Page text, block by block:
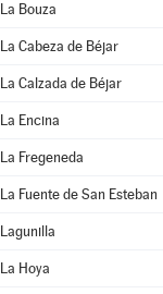
La Bouza
La Cabeza de Béjar
La Calzada de Béjar
La Encina
La Fregeneda
La Fuente de San Esteban
Lagunilla
La Hoya